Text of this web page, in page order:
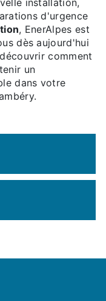
installation,
d'urgence
, EnerAlpes est
dès aujourd'hui
comment
un
dans votre